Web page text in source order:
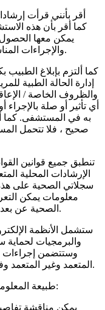
أقر بأنني قرأت
كما أقر بأن هذه
يمكن معها
والإجراءات المناسبة التي يجب تطبيقها في حالات الطوارئ.
كما ألتزم بإبلاغ الطبيب
إدارة الحالة الطبية
والظروف الخاصة /
أي تأثير أو صلة
به في المستشفى. كما
صحيح ، فلا تتحمل
تنطبق جميع قوانين
الإرشادات المحلية
سجلاتي الصحية على
معلومات يمكن
الصحية عن بعد إلى كيانات أخرى دون موافقتي الشخصية.
ستشمل الأنظمة
والبرمجيات لحماية
وستتضمن إجراءات
المتعمد وغير المتعمد وفقًا لقوانين ولوائح الإمارات العربية المتحدة.
طبيعة المعلومات خلال خدمة الاستشارة الصحية عن بعد:
يمكن مناقشة